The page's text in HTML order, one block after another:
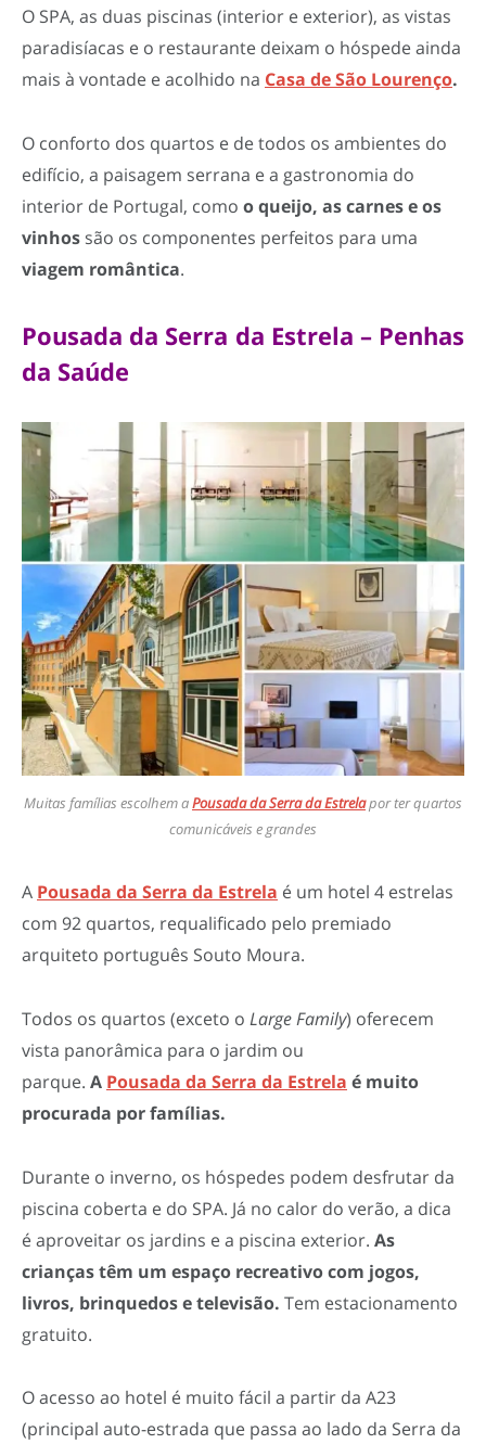
O SPA, as duas piscinas (interior e exterior), as vistas
paradisíacas e o restaurante deixam o hóspede ainda
mais à vontade e acolhido na Casa de São Lourenço.
O conforto dos quartos e de todos os ambientes do
edifício, a paisagem serrana e a gastronomia do
interior de Portugal, como o queijo, as carnes e os
vinhos são os componentes perfeitos para uma
viagem romântica.
Pousada da Serra da Estrela – Penhas
da Saúde
Muitas famílias escolhem aPousada da Serra da Estrelapor ter quartos
comunicáveis e grandes
A Pousada da Serra da Estrela é um hotel 4 estrelas
com 92 quartos, requalificado pelo premiado
arquiteto português Souto Moura.
Todos os quartos (exceto o Large Family) oferecem
vista panorâmica para o jardim ou
parque. A Pousada da Serra da Estrela é muito
procurada por famílias.
Durante o inverno, os hóspedes podem desfrutar da
piscina coberta e do SPA. Já no calor do verão, a dica
é aproveitar os jardins e a piscina exterior. As
crianças têm um espaço recreativo com jogos,
livros, brinquedos e televisão. Tem estacionamento
gratuito.
O acesso ao hotel é muito fácil a partir da A23
(principal auto-estrada que passa ao lado da Serra da